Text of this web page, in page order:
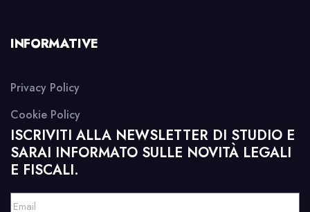
INFORMATIVE
Privacy Policy
Cookie Policy
ISCRIVITI ALLA NEWSLETTER DI STUDIO E
SARAI INFORMATO SULLE NOVITÀ LEGALI
E FISCALI.